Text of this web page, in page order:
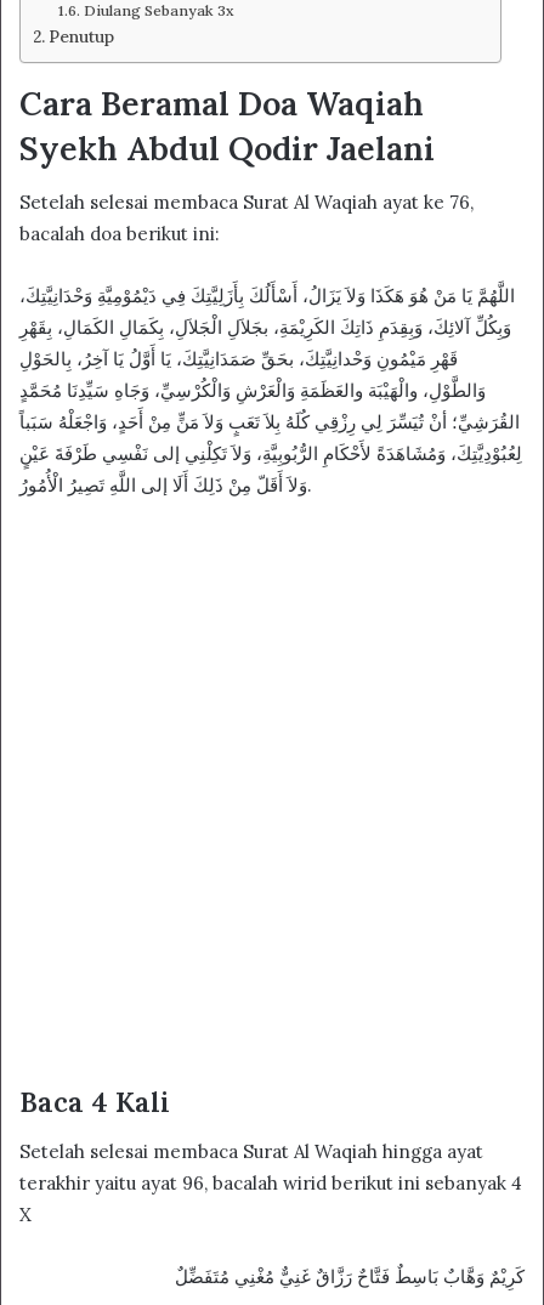
Diulang Sebanyak 3x
Penutup
Cara Beramal Doa Waqiah
Syekh Abdul Qodir Jaelani
Setelah selesai membaca Surat Al Waqiah ayat ke 76,
bacalah doa berikut ini:
اللَّهُمَّ يَا مَنْ هُوَ هَكَذَا وَلاَ يَزَالُ، أَسْأَلُكَ بِأَزَلِيَّتِكَ فِي دَيْمُوْمِيَّةِ وَحْدَانِيَّتِكَ،
وَبِكُلِّ آلائِكَ، وَبِقِدَمِ ذَاتِكَ الكَرِيْمَةِ، بجَلاَلِ الْجَلاَلِ، بِكَمَالِ الكَمَالِ، بِقَهْرِ
قَهْرِ مَيْمُونِ وَحْدانِيَّتِكَ، بحَقِّ صَمَدَانِيَّتِكَ، يَا أَوَّلُ يَا آخِرُ، بِالحَوْلِ
وَالطَّوْلِ، والْهَيْبَة والعَظَمَةِ وَالْعَرْشِ وَالْكُرْسِيِّ، وَجَاهِ سَيِّدِنَا مُحَمَّدٍ
القُرَشِيِّ؛ أنْ تُيَسِّرَ لِي رِزْقِي كُلَهُ بِلاَ تَعَبٍ وَلاَ مَنٍّ مِنْ أَحَدٍ، وَاجْعَلْهُ سَبَباً
لِعُبُوْدِيَّتِكَ، وَمُشَاهَدَةً لأَحْكَامِ الرُّبُوبِيَّةِ، وَلاَ تَكِلْنِي إلى نَفْسِي طَرْفَةَ عَيْنٍ
وَلاَ أَقَلّ مِنْ ذَلِكَ أَلَا إلى اللَّهِ تَصِيرُ الْأُمُورُ.
Baca 4 Kali
Setelah selesai membaca Surat Al Waqiah hingga ayat
terakhir yaitu ayat 96, bacalah wirid berikut ini sebanyak 4
X
كَرِيْمٌ وَهَّابٌ بَاسِطٌ فَتَّاحٌ رَزَّاقٌ غَنِيٌّ مُغْنِي مُتَفَضِّلٌ